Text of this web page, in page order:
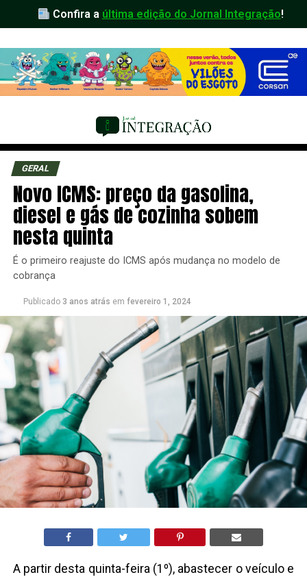
Confira a última edição do Jornal Integração!
GERAL
Novo ICMS: preço da gasolina,
diesel e gás de cozinha sobem
nesta quinta
É o primeiro reajuste do ICMS após mudança no modelo de
cobrança
Publicado 3 anos atrás em fevereiro 1, 2024
A partir desta quinta-feira (1º), abastecer o veículo e